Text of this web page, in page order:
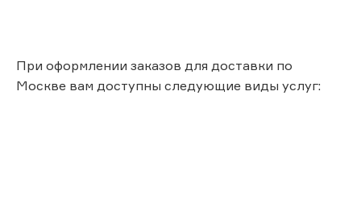
При оформлении заказов для доставки по
Москве вам доступны следующие виды услуг: